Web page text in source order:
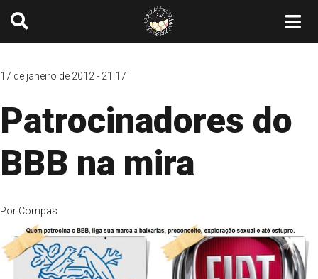
17 de janeiro de 2012 - 21:17
Patrocinadores do
BBB na mira
Por Compas